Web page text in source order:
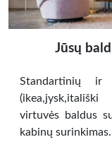
Jūsų
Standartinių ir
virtuvės baldus
kabinų surinkimas.